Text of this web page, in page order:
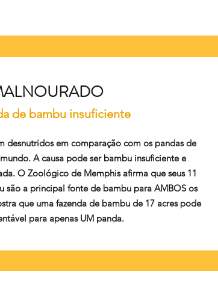
de bambu insuficiente
desnutridos em comparação com os pandas de
A causa pode ser bambu insuficiente e
O Zoológico de Memphis afirma que seus 11
são a principal fonte de bambu para AMBOS os
que uma fazenda de bambu de 17 acres pode
para apenas UM panda.